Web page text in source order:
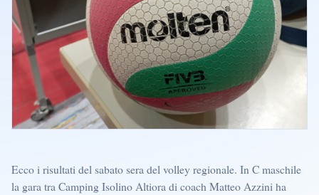
Ecco i risultati del sabato sera del volley regionale. In C maschile
la gara tra Camping Isolino Altiora di coach Matteo Azzini ha